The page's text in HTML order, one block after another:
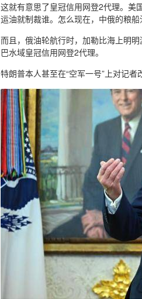
这就有意思了皇冠信用网登2代理。美
运油就制裁谁。怎么现在，中俄的粮船
而且，俄油轮航行时，加勒比海上明
巴水域皇冠信用网登2代理。
特朗普本人甚至在“空军一号”上对记